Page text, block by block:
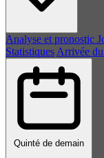
Analyse et pronostic
Statistiques Arrivée
Quinté de demain